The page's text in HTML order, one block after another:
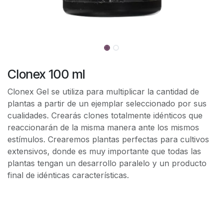
Clonex 100 ml
Clonex Gel se utiliza para multiplicar la cantidad de
plantas a partir de un ejemplar seleccionado por sus
cualidades. Crearás clones totalmente idénticos que
reaccionarán de la misma manera ante los mismos
estímulos. Crearemos plantas perfectas para cultivos
extensivos, donde es muy importante que todas las
plantas tengan un desarrollo paralelo y un producto
final de idénticas características.